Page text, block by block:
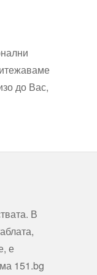
до Вас,
В
е
151.bg